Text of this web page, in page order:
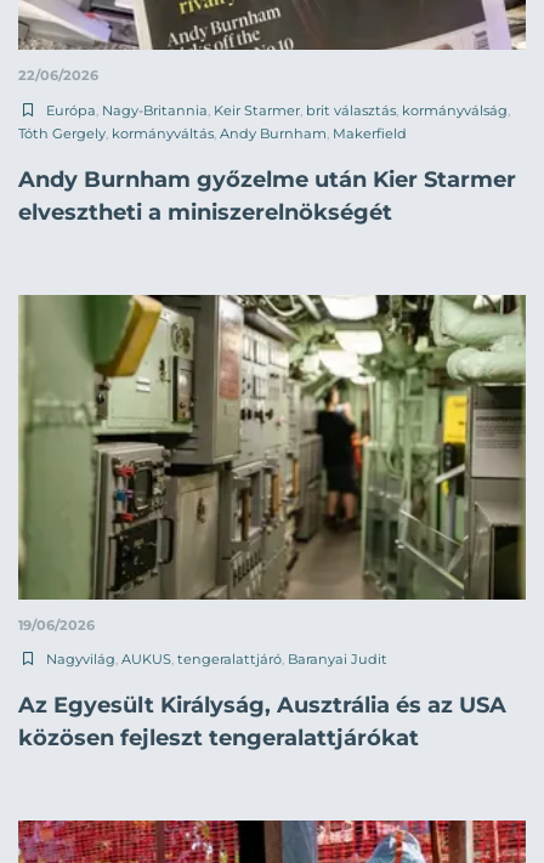
22/06/2026
Európa Nagy-Britannia Keir Starmer brit választás kormányválság
Tóth Gergely kormányváltás Andy Burnham Makerfield
Andy Burnham győzelme után Kier Starmer
elvesztheti a miniszerelnökségét
19/06/2026
Nagyvilág AUKUS tengeralattjáró Baranyai Judit
Az Egyesült Királyság, Ausztrália és az USA
közösen fejleszt tengeralattjárókat